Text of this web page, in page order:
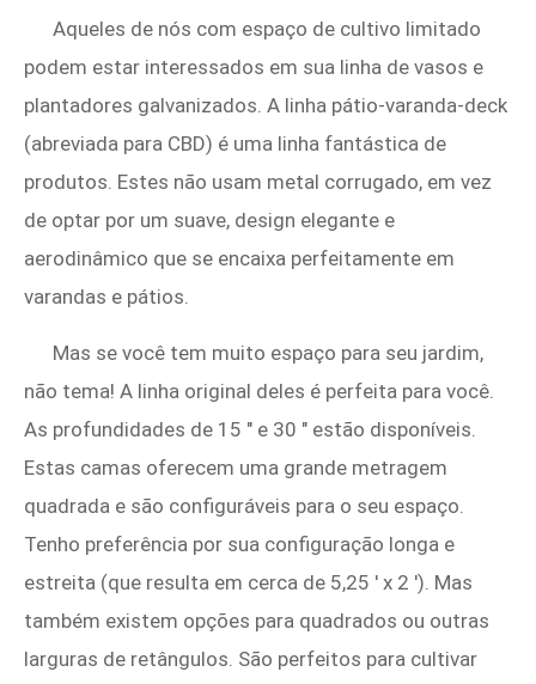
Aqueles de nós com espaço de cultivo limitado
podem estar interessados ​​em sua linha de vasos e
plantadores galvanizados. A linha pátio-varanda-deck
(abreviada para CBD) é uma linha fantástica de
produtos. Estes não usam metal corrugado, em vez
de optar por um suave, design elegante e
aerodinâmico que se encaixa perfeitamente em
varandas e pátios.
Mas se você tem muito espaço para seu jardim,
não tema! A linha original deles é perfeita para você.
As profundidades de 15 ″ e 30 ″ estão disponíveis.
Estas camas oferecem uma grande metragem
quadrada e são configuráveis ​​para o seu espaço.
Tenho preferência por sua configuração longa e
estreita (que resulta em cerca de 5,25 ′ x 2 ′). Mas
também existem opções para quadrados ou outras
larguras de retângulos. São perfeitos para cultivar